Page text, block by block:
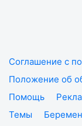
Соглашение с
Положение об
Помощь
Темы